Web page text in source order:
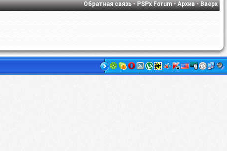
Обратная связь-PSPx Forum-Архив-Вверх